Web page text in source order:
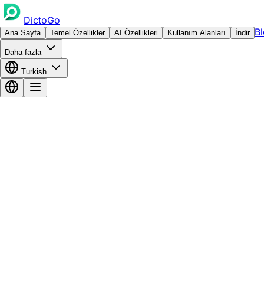
DictoGo
Ana Sayfa Temel Özellikler AI Özellikleri Kullanım Alanları İndir
Daha fazla
Turkish